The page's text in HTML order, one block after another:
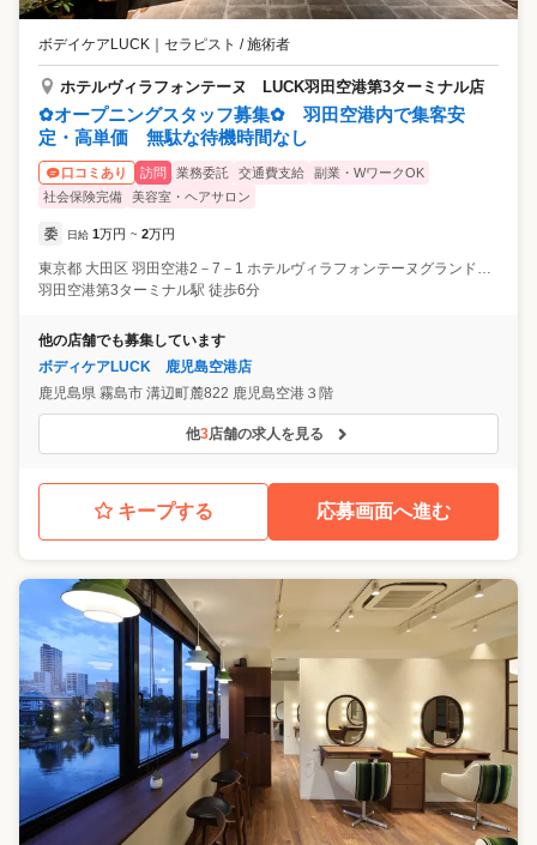
ボデイケアLUCK セラピスト / 施術者
ホテルヴィラフォンテーヌ LUCK羽田空港第3ターミナル店
✿オープニングスタッフ募集✿ 羽田空港内で集客安
定・高単価 無駄な待機時間なし
口コミあり 訪問 業務委託 交通費支給
副業・WワークOK
社会保険完備
美容室・ヘアサロン
委 日給 1万円 ~ 2万円
東京都 大田区 羽田空港2－7－1 ホテルヴィラフォンテーヌグランド羽田空港
羽田空港第3ターミナル駅 徒歩6分
他の店舗でも募集しています
ボディケアLUCK 鹿児島空港店
鹿児島県 霧島市 溝辺町麓822 鹿児島空港３階
他3店舗の求人を見る
キープする 応募画面へ進む